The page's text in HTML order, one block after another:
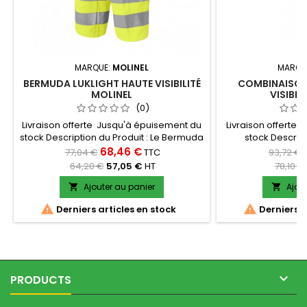
MARQUE: MOLINEL
BERMUDA LUKLIGHT HAUTE VISIBILITÉ
MOLINEL
(0)
Livraison offerte Jusqu'à épuisement du
stock Description du Produit : Le Bermuda
Luklight Haute Visibilité de la marque
Molinel est spécialement conçu pour
offrir sécurité et confort dans les
environnements de travail nécessitant
une visibilité accrue. Idéal pour les
professionnels travaillant dans des
conditions chaudes ou en intérieur, ce
77,04 € 68,46 €TTC
64,20 € 57,05 € HT
 Ajouter au panier
 Derniers articles en stock
Livraison offerte
stock
Combinaison
la marque
pour les
fois une
protection
une
assurant un
93,72 €
78,10 €

 Derniers
PRODUCTS 